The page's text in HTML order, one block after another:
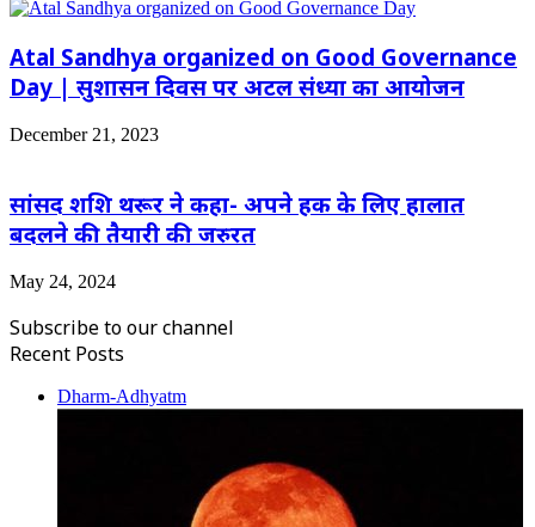
Atal Sandhya organized on Good Governance
Day | सुशासन दिवस पर अटल संध्या का आयोजन
December 21, 2023
सांसद शशि थरूर ने कहा- अपने हक के लिए हालात
बदलने की तैयारी की जरुरत
May 24, 2024
Subscribe to our channel
Recent Posts
Dharm-Adhyatm